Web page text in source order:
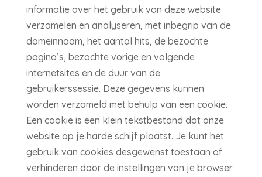
informatie over het gebruik van deze website
verzamelen en analyseren, met inbegrip van de
domeinnaam, het aantal hits, de bezochte
pagina’s, bezochte vorige en volgende
internetsites en de duur van de
gebruikerssessie. Deze gegevens kunnen
worden verzameld met behulp van een cookie.
Een cookie is een klein tekstbestand dat onze
website op je harde schijf plaatst. Je kunt het
gebruik van cookies desgewenst toestaan of
verhinderen door de instellingen van je browser